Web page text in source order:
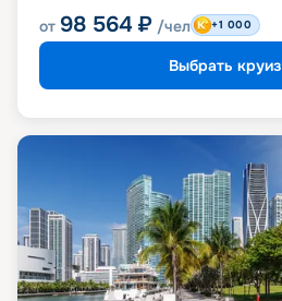
от 98 564 ₽ /чел +1 000
Выбрать круиз